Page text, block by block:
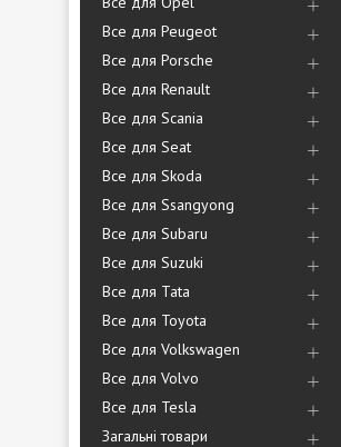
Все для Peugeot
Все для Porsche
Все для Renault
Все для Scania
Все для Seat
Все для Skoda
Все для Ssangyong
Все для Subaru
Все для Suzuki
Все для Tata
Все для Toyota
Все для Volkswagen
Все для Volvo
Все для Tesla
Загальні товари